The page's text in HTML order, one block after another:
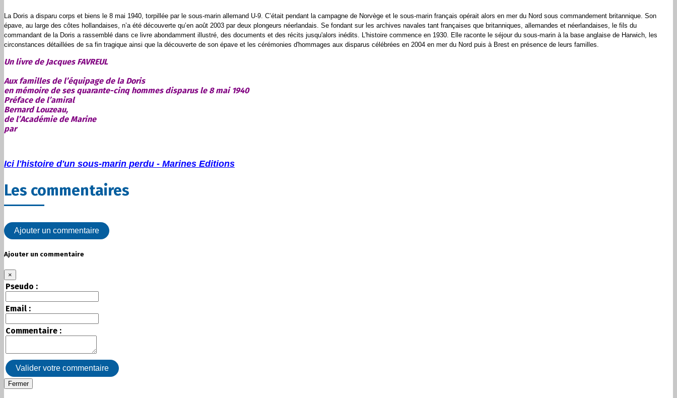
La Doris a disparu corps et biens le 8 mai 1940, torpillée par le sous-marin allemand U-9. C’était pendant la campagne de Norvège et le sous-marin français opérait alors en mer du Nord sous commandement britannique. Son
épave, au large des côtes hollandaises, n’a été découverte qu’en août 2003 par deux plongeurs néerlandais. Se fondant sur les archives navales tant françaises que britanniques, allemandes et néerlandaises, le fils du
commandant de la Doris a rassemblé dans ce livre abondamment illustré, des documents et des récits jusqu'alors inédits. L'histoire commence en 1930. Elle raconte le séjour du sous-marin à la base anglaise de Harwich, les
circonstances détaillées de sa fin tragique ainsi que la découverte de son épave et les cérémonies d'hommages aux disparus célébrées en 2004 en mer du Nord puis à Brest en présence de leurs familles.
Un livre de Jacques FAVREUL
Aux familles de l’équipage de la Doris
en mémoire de ses quarante-cinq hommes disparus le 8 mai 1940
Préface de l’amiral
Bernard Louzeau,
de l’Académie de Marine
par
Ici l'histoire d'un sous-marin perdu - Marines Editions
Les commentaires
Ajouter un commentaire
Ajouter un commentaire
×
Pseudo :
Email :
Commentaire :
Valider votre commentaire
Fermer